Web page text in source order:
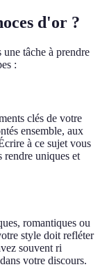
d'or ?
tâche à prendre
:
clés de votre
ensemble, aux
à ce sujet vous
uniques et
romantiques ou
style doit refléter
souvent ri
votre discours.